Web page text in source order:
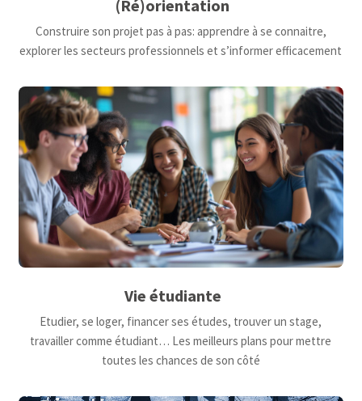
(Ré)orientation
Construire son projet pas à pas: apprendre à se connaitre,
explorer les secteurs professionnels et s’informer efficacement
Vie étudiante
Etudier, se loger, financer ses études, trouver un stage,
travailler comme étudiant… Les meilleurs plans pour mettre
toutes les chances de son côté